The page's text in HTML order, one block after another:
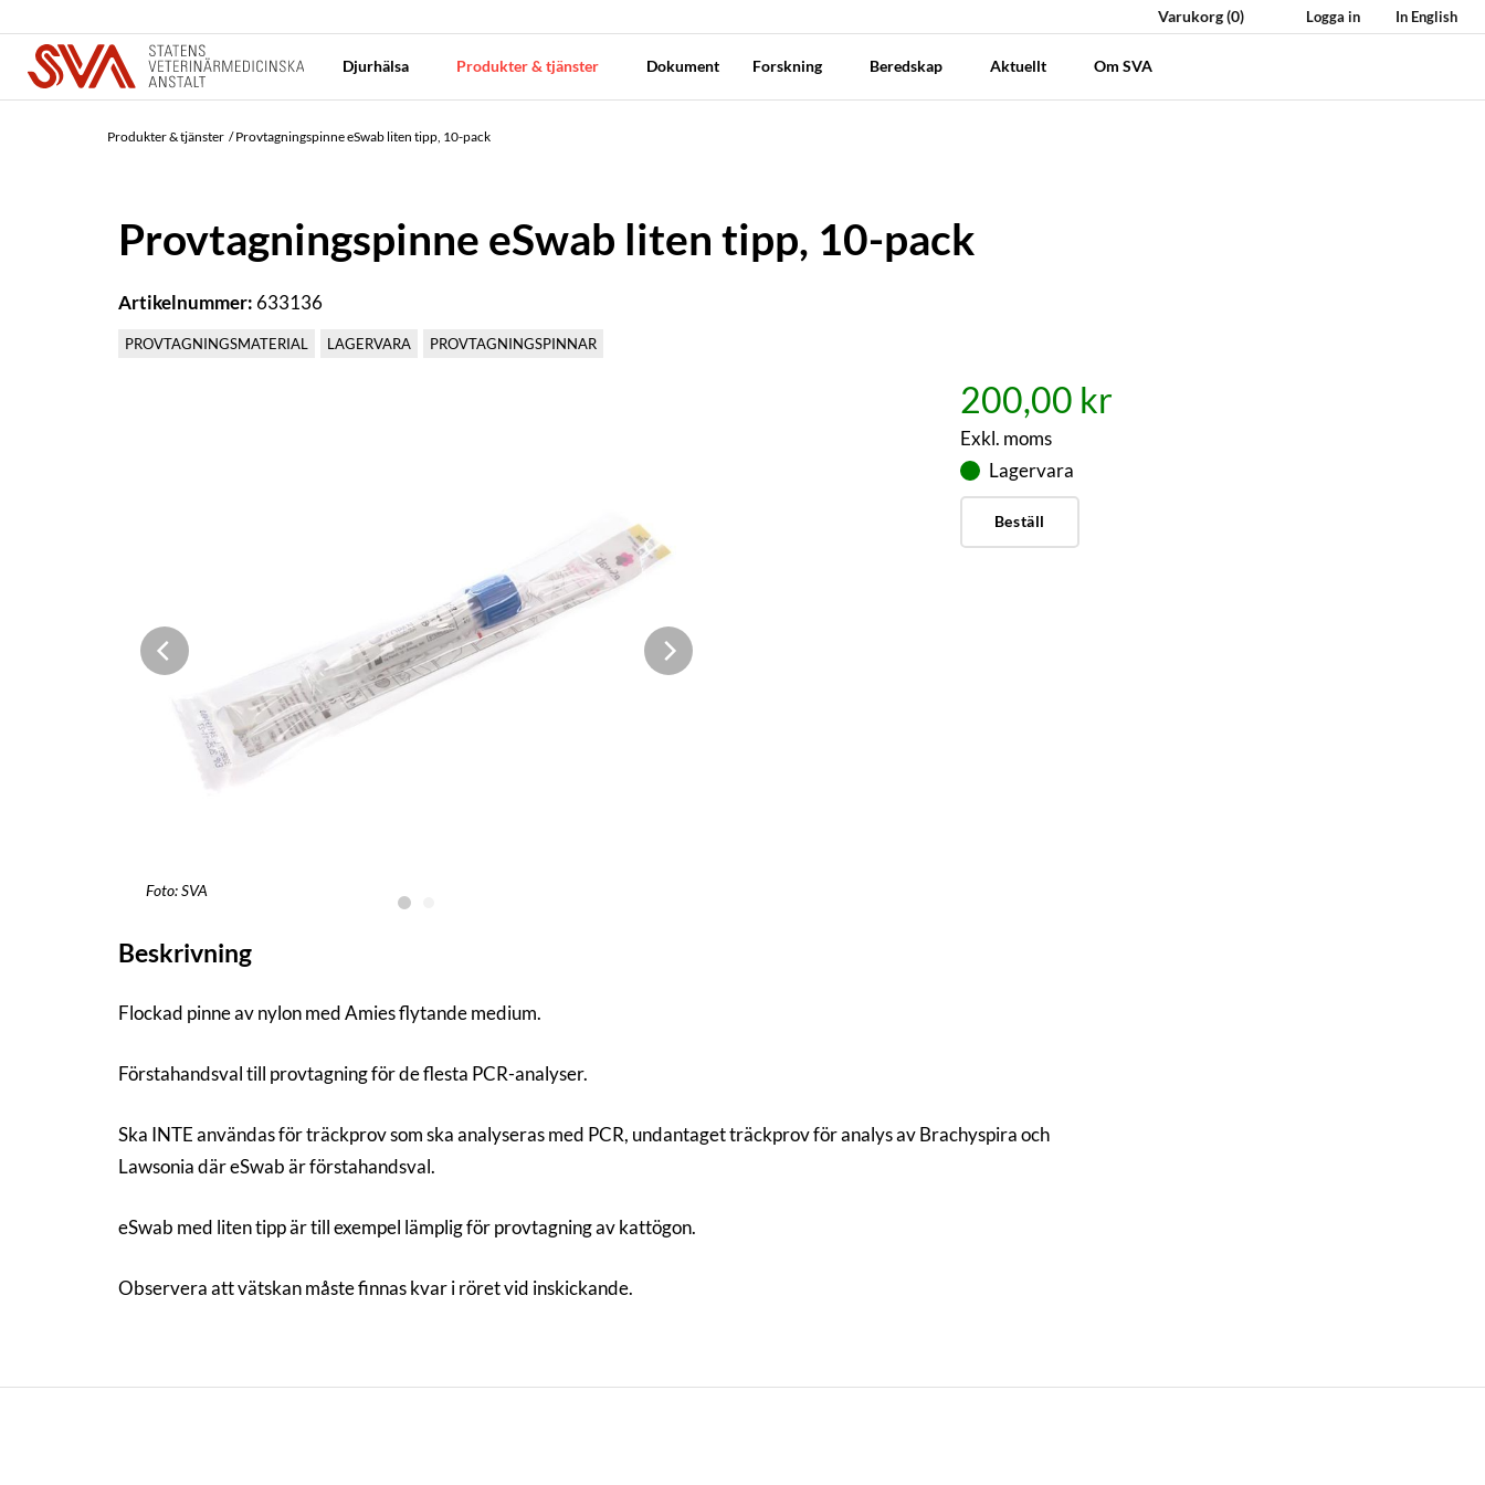
Varukorg(0) Logga in In English
Djurhälsa Produkter & tjänster Dokument Forskning Beredskap Aktuellt Om SVA
Produkter & tjänster Provtagningspinne eSwab liten tipp, 10-pack
Provtagningspinne eSwab liten tipp, 10-pack
Artikelnummer: 633136
PROVTAGNINGSMATERIAL LAGERVARA PROVTAGNINGSPINNAR
Foto: SVA
200,00 kr
Exkl. moms
Lagervara
Beställ
Beskrivning
Flockad pinne av nylon med Amies flytande medium.
Förstahandsval till provtagning för de flesta PCR-analyser.
Ska INTE användas för träckprov som ska analyseras med PCR, undantaget träckprov för analys av Brachyspira och
Lawsonia där eSwab är förstahandsval.
eSwab med liten tipp är till exempel lämplig för provtagning av kattögon.
Observera att vätskan måste finnas kvar i röret vid inskickande.